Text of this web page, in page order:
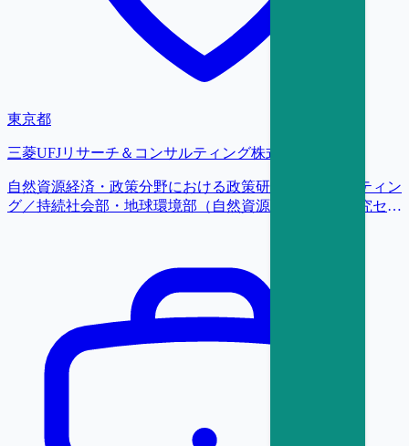
東京都
三菱UFJリサーチ＆コンサルティング株式会社
自然資源経済・政策分野における政策研究・コンサルティン
グ／持続社会部・地球環境部（自然資源経済・政策研究セン